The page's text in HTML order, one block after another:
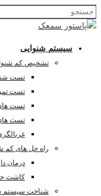
سیستم شنوایی
تشخیص کم
تست
تست
تست
تست های
راه حل های کم
درمان
کاشت
شناخت سیستم